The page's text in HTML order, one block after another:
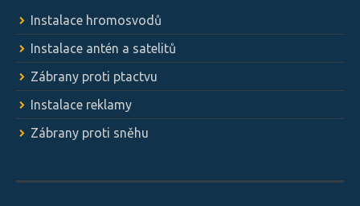
Instalace hromosvodů
Instalace antén a satelitů
Zábrany proti ptactvu
Instalace reklamy
Zábrany proti sněhu